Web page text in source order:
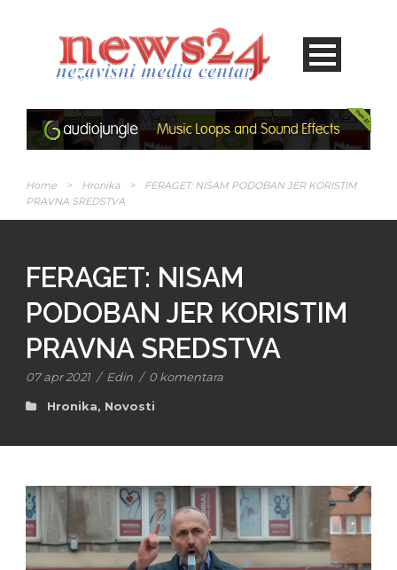
Home > Hronika >
FERAGET: NISAM PODOBAN JER KORISTIM
PRAVNA SREDSTVA
FERAGET: NISAM
PODOBAN JER KORISTIM
PRAVNA SREDSTVA
07 apr 2021 / Edin / 0 komentara
Hronika, Novosti